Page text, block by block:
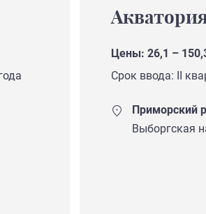
Цены: 26,1 –
Срок ввода: II
Приморский
Выборгская